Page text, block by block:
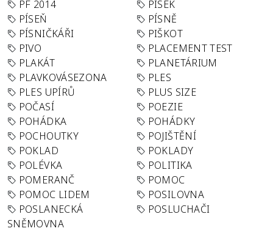
PF 2014
PÍSEK
PÍSEŇ
PÍSNĚ
PÍSNIČKÁŘI
PIŠKOT
PIVO
PLACEMENT TEST
PLAKÁT
PLANETÁRIUM
PLAVKOVÁSEZONA
PLES
PLES UPÍRŮ
PLUS SIZE
POČASÍ
POEZIE
POHÁDKA
POHÁDKY
POCHOUTKY
POJIŠTĚNÍ
POKLAD
POKLADY
POLÉVKA
POLITIKA
POMERANČ
POMOC
POMOC LIDEM
POSILOVNA
POSLANECKÁ
SNĚMOVNA
POSLUCHAČI